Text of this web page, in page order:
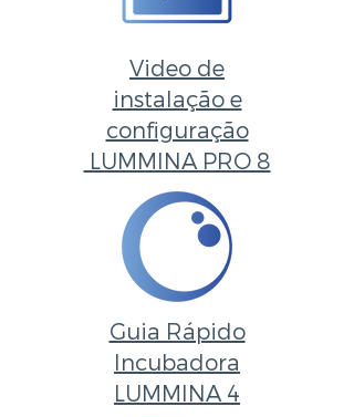
Video de
instalação e
configuração
LUMMINA PRO 8
Guia Rápido
Incubadora
LUMMINA 4